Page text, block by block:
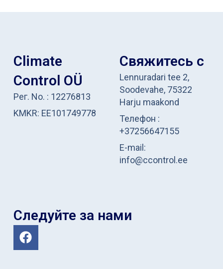
Climate
Control OÜ
Рег. No. : 12276813
KMKR: EE101749778
Свяжитесь с
Lennuradari tee 2,
Soodevahe, 75322
Harju maakond
Телефон :
+37256647155
E-mail:
info@ccontrol.ee
Следуйте за нами